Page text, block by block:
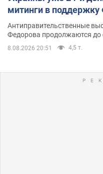
митинги в
Антиправительственные
Федорова продолжаются до
8.08.2026 20:51 4,5 т.